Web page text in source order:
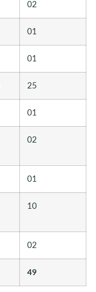
02
01
01
25
01
02
01
10
02
49